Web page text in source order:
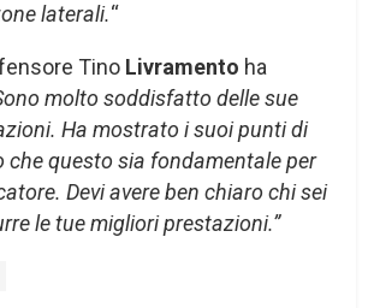
laterali.“
Tino Livramento ha
molto soddisfatto delle sue
Ha mostrato i suoi punti di
che questo sia fondamentale per
Devi avere ben chiaro chi sei
le tue migliori prestazioni.”